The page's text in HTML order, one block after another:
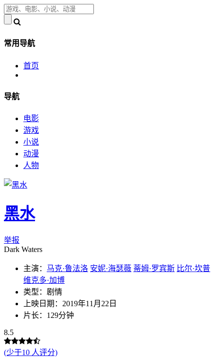
常用导航
首页
导航
电影
游戏
小说
动漫
人物
黑水
举报
Dark Waters
主演： 马克·鲁法洛 安妮·海瑟薇 蒂姆·罗宾斯 比尔·坎普
维克多·加博
类型：剧情
上映日期：2019年11月22日
片长：129分钟
8.5
(少于10 人评分)